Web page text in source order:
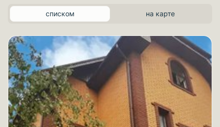
списком на карте